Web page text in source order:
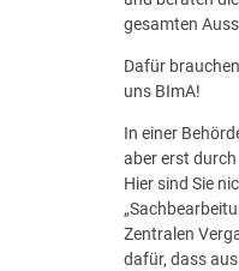
gesamten
Dafür
uns BImA!
In einer
aber erst
Hier sind Sie
Zentralen
dafür, dass